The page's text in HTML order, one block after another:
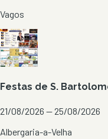
Vagos
Festas de S.
21/08/2026 — 25/08/2026
Albergaria-a-Velha